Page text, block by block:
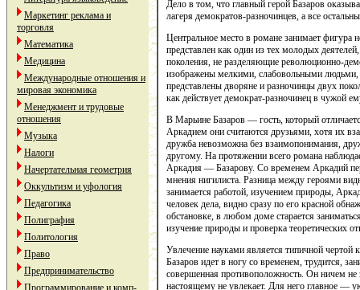
Маркетинг реклама и
торговля
Математика
Медицина
Международные отношения и
мировая экономика
Менеджмент и трудовые
отношения
Музыка
Налоги
Начертательная геометрия
Оккультизм и уфология
Педагогика
Полиграфия
Политология
Право
Предпринимательство
Программирование и комп-
Дело в том, что главный герой Базаров
лагеря демократов-разночинцев, а все
Центральное место в романе занимает
представлен как один из тех молодых
поколения, не разделяющие революционно-
изображены мелкими, слабовольными
представлены дворяне и разночинцы двух
как действует демократ-разночинец в чужой
В Марьине Базаров — гость, который
Аркадием они считаются друзьями, хотя их
дружба невозможна без взаимопонимания,
другому. На протяжении всего романа
Аркадия — Базарову. Со временем Аркадий
мнения нигилиста. Разница между героями
занимается работой, изучением природы,
человек дела, видно сразу по его красной
обстановке, в любом доме старается
изучение природы и проверка теоретических
Увлечение науками является типичной чертой
Базаров идет в ногу со временем, трудится,
совершенная противоположность. Он ничем не
настоящему не увлекает. Для него главное —